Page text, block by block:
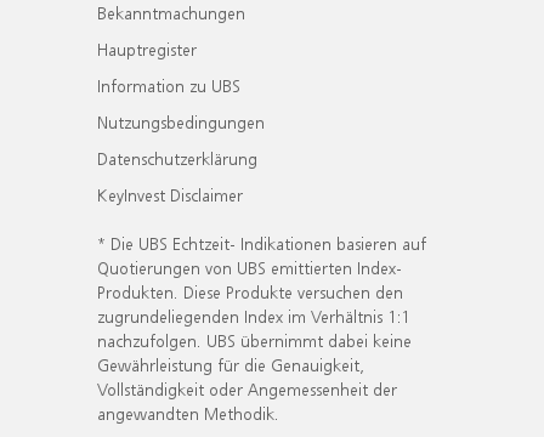
Bekanntmachungen
Hauptregister
Information zu UBS
Nutzungsbedingungen
Datenschutzerklärung
KeyInvest Disclaimer
* Die UBS Echtzeit- Indikationen basieren auf
Quotierungen von UBS emittierten Index-
Produkten. Diese Produkte versuchen den
zugrundeliegenden Index im Verhältnis 1:1
nachzufolgen. UBS übernimmt dabei keine
Gewährleistung für die Genauigkeit,
Vollständigkeit oder Angemessenheit der
angewandten Methodik.